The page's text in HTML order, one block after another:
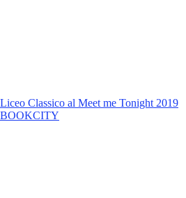
Classico al Meet me Tonight 2019
BOOKCITY